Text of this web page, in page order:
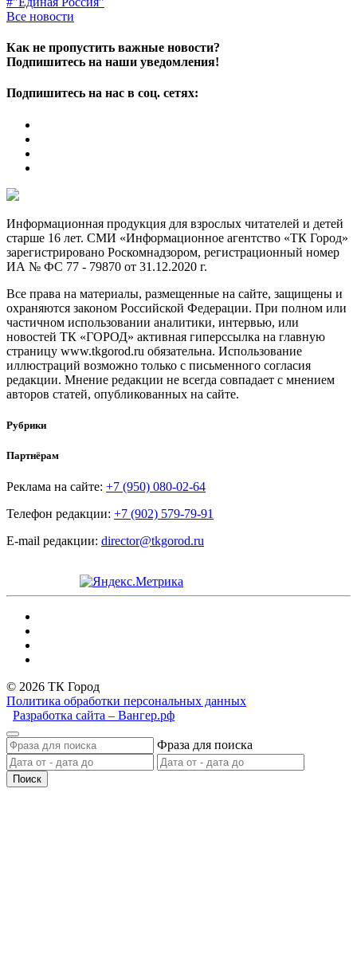
Все новости
Как не пропустить важные новости?
Подпишитесь на наши уведомления!
Подпишитесь на нас в соц. сетях:
Информационная продукция для взрослых читателей и детей
старше 16 лет. СМИ «Информационное агентство «ТК Город»
зарегистрировано Роскомнадзором, регистрационный номер
ИА № ФС 77 - 79870 от 31.12.2020 г.
Все права на материалы, размещенные на сайте, защищены и
охраняются законом Российской Федерации. При полном или
частичном использовании аналитики, интервью, или
новостей ТК «ГОРОД» активная гиперссылка на главную
страницу www.tkgorod.ru обязательна. Использование
иллюстраций возможно только с письменного согласия
редакции. Мнение редакции не всегда совпадает с мнением
авторов статей, опубликованных на сайте.
Рубрики
Партнёрам
Реклама на сайте: +7 (950) 080-02-64
Телефон редакции: +7 (902) 579-79-91
E-mail редакции: director@tkgorod.ru
© 2026 ТК Город
Политика обработки персональных данных
Разработка сайта – Вангер.рф
Фраза для поиска
Поиск